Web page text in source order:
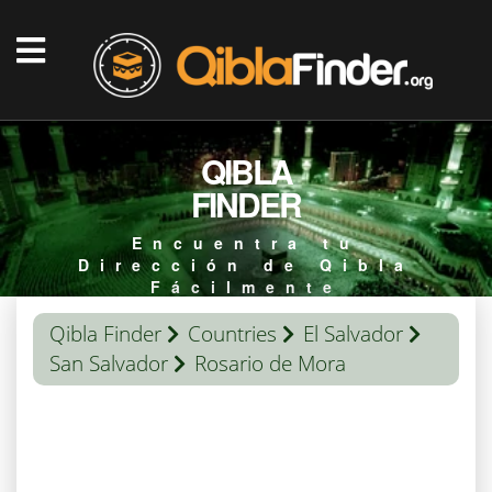
QIBLA
FINDER
Encuentra tu
Dirección de Qibla
Fácilmente
Qibla Finder Countries
El Salvador
San Salvador
Rosario de Mora